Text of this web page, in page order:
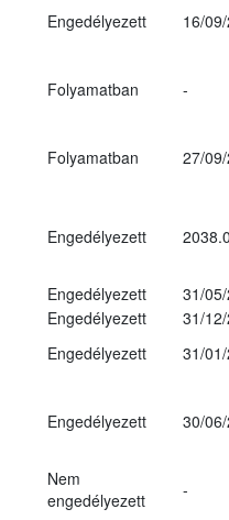
Engedélyezett 16/
Folyamatban -
Folyamatban 27/
Engedélyezett
Engedélyezett
31/
Engedélyezett
31/
Engedélyezett
31/
Engedélyezett 30/
Nem
engedélyezett
-